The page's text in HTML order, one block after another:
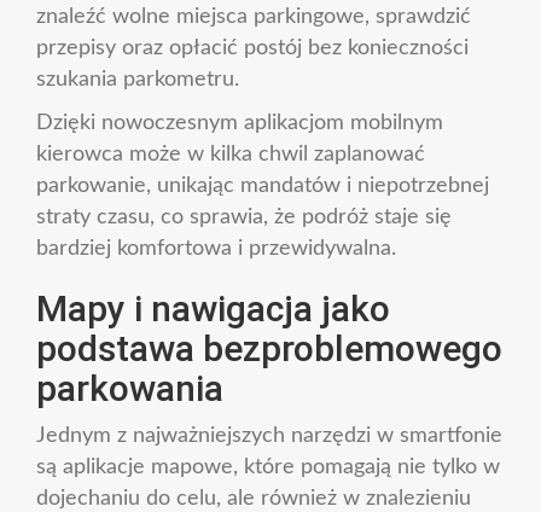
znaleźć wolne miejsca parkingowe, sprawdzić
przepisy oraz opłacić postój bez konieczności
szukania parkometru.
Dzięki nowoczesnym aplikacjom mobilnym
kierowca może w kilka chwil zaplanować
parkowanie, unikając mandatów i niepotrzebnej
straty czasu, co sprawia, że podróż staje się
bardziej komfortowa i przewidywalna.
Mapy i nawigacja jako
podstawa bezproblemowego
parkowania
Jednym z najważniejszych narzędzi w smartfonie
są aplikacje mapowe, które pomagają nie tylko w
dojechaniu do celu, ale również w znalezieniu